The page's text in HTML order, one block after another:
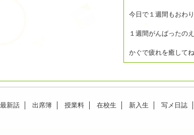
１週間がんばったの
最新話 出席簿 授業料 在校生 新入生 写メ日誌